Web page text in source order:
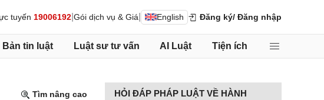
tuyến 19006192 Gói dịch vụ & Giá English Đăng ký/ Đăng nhập
Bản tin luật Luật sư tư vấn AI Luật Tiện ích
Tìm nâng cao
HỎI ĐÁP PHÁP LUẬT VỀ HÀNH